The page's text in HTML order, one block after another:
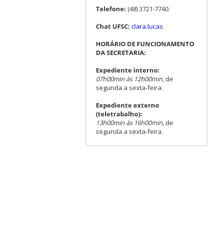
Telefone: (48) 3721-7740.
Chat UFSC: clara.lucas
HORÁRIO DE FUNCIONAMENTO
DA SECRETARIA:
Expediente interno:
07h00min às 12h00min, de
segunda a sexta-feira.
Expediente externo
(teletrabalho):
13h00min às 16h00min, de
segunda a sexta-feira.